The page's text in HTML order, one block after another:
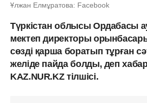
Ұлжан Елмұратова: Facebook
Түркістан облысы Ордабасы
мектеп директоры
сөзді қарша боратып тұрған
желіде пайда болды, деп
KAZ.NUR.KZ тілшісі.